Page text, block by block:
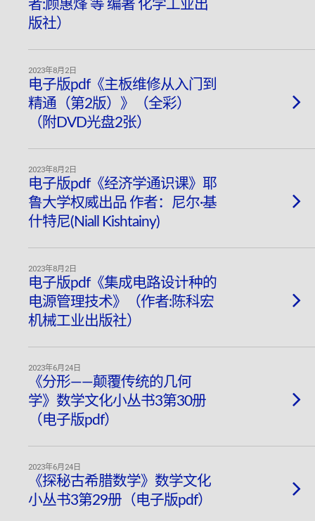
者:顾惠烽 等 编著 化学工业出
版社）
2023年8月2日
电子版pdf《主板维修从入门到
精通（第2版）》（全彩）
（附DVD光盘2张）
2023年8月2日
电子版pdf《经济学通识课》耶
鲁大学权威出品 作者：尼尔·基
什特尼(Niall Kishtainy)
2023年8月2日
电子版pdf《集成电路设计种的
电源管理技术》（作者:陈科宏
机械工业出版社）
2023年6月24日
《分形——颠覆传统的几何
学》数学文化小丛书3第30册
（电子版pdf）
2023年6月24日
《探秘古希腊数学》数学文化
小丛书3第29册（电子版pdf）